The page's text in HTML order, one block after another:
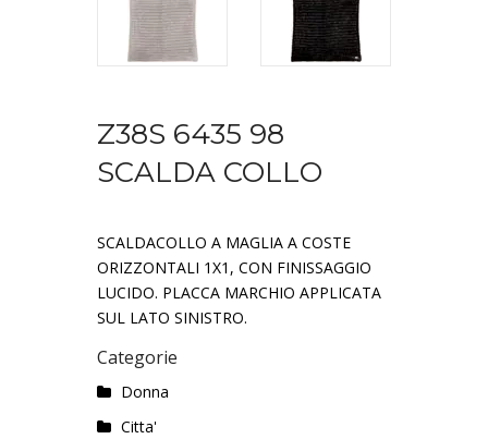
Z38S 6435 98
SCALDA COLLO
SCALDACOLLO A MAGLIA A COSTE
ORIZZONTALI 1X1, CON FINISSAGGIO
LUCIDO. PLACCA MARCHIO APPLICATA
SUL LATO SINISTRO.
Categorie
Donna
Citta'